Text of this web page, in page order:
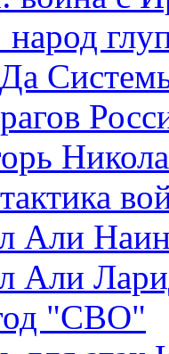
Али
Али
"СВО"